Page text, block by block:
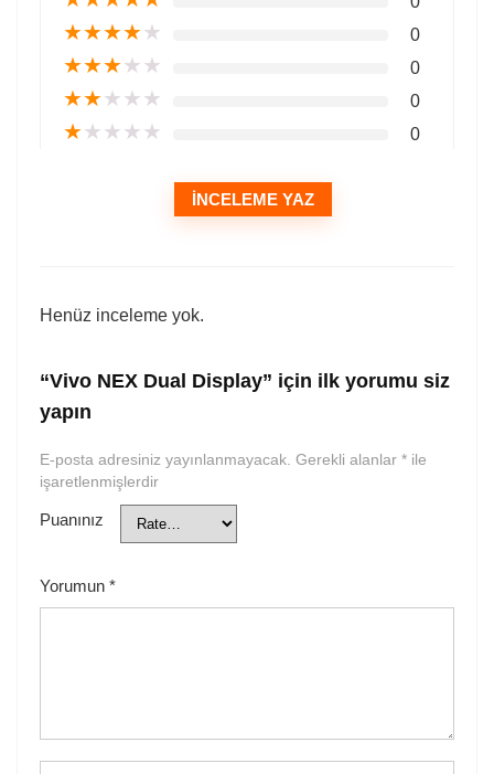
★★★★★ 0
★★★★★ 0
★★★★★ 0
★★★★★ 0
İNCELEME YAZ
Henüz inceleme yok.
“Vivo NEX Dual Display” için ilk yorumu siz
yapın
E-posta adresiniz yayınlanmayacak. Gerekli alanlar * ile
işaretlenmişlerdir
Puanınız
Yorumun *